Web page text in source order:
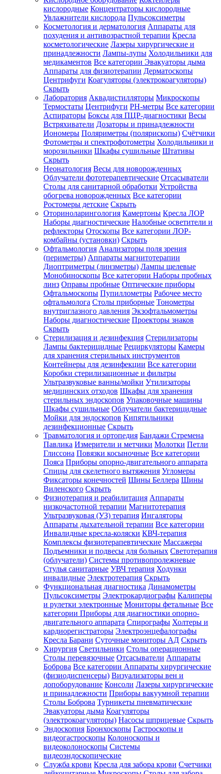
Зарегистрироваться
Зачем
регистрироваться?
Все
покупки
одном
месте
Личный
менеджер
Отслеживание
статуса
заказа
кислородные Концентраторы кислородные
Увлажнители кислорода Пульсоксиметры
Косметология и дерматология Аппараты для
похудения и антивозрастной терапии Кресла
косметологические Лазеры хирургические и
принадлежности Лампы-лупы Холодильники для
медикаментов Все категории Эвакуаторы дыма
Аппараты для физиотерапии Дерматоскопы
Центрифуги Коагуляторы (электрокоагуляторы)
Скрыть
Лаборатория Аквадистилляторы Микроскопы
Термостаты Центрифуги PH-метры Все категории
Аспираторы Боксы для ПЦР-диагностики Весы
Встряхиватели Дозаторы и принадлежности
Иономеры Поляриметры (полярископы) Счётчики
Фотометры и спектрофотометры Холодильники и
морозильники Шкафы сушильные Штативы
Скрыть
Неонатология Весы для новорожденных
Облучатели фототерапевтические Отсасыватели
Столы для санитарной обработки Устройства
обогрева новорожденных Все категории
Ростомеры детские Скрыть
Оториноларингология Камертоны Кресла ЛОР
Наборы диагностические Налобные осветители и
рефлекторы Отоскопы Все категории ЛОР-
комбайны (установки) Скрыть
Офтальмология Анализаторы поля зрения
(периметры) Аппараты магнитотерапии
Диоптриметры (линзметры) Лампы щелевые
Монобиноскопы Все категории Наборы пробных
линз Оправы пробные Оптические приборы
Офтальмоскопы Пупиллометры Рабочее место
офтальмолога Столы приборные Тонометры
внутриглазного давления Экзофтальмометры
Наборы диагностические Проекторы знаков
Скрыть
Стерилизация и дезинфекция Стерилизаторы
Лампы бактерицидные Рециркуляторы Камеры
для хранения стерильных инструментов
Контейнеры для дезинфекции Все категории
Коробки стерилизационные и фильтры
Ультразвуковые ванны/мойки Утилизаторы
медицинских отходов Шкафы для хранения
стерильных эндоскопов Упаковочные машины
Шкафы сушильные Облучатели бактерицидные
Мойки для эндоскопов Кипятильники
дезинфекционные Скрыть
Травматология и ортопедия Бандажи Стремена
Павлика Измерители и метчики Молотки Петли
Глиссона Повязки косыночные Все категории
Пояса Приборы опорно-двигательного аппарата
Спицы для скелетного вытяжения Угломеры
Фиксаторы конечностей Шины Беллера Шины
Виленского Скрыть
Физиотерапия и реабилитация Аппараты
низкочастотной терапии Магнитотерапия
Ультразвуковая (УЗ) терапия Ингаляторы
Аппараты дыхательной терапии Все категории
Инвалидные кресла-коляски КВЧ-терапия
Комплексы физиотерапевтические Массажеры
Подъемники и подвесы для больных Светотерапия
(облучатели) Системы противопролежневые
Стулья санитарные УВЧ терапия Ходунки
инвалидные Электротерапия Скрыть
Функциональная диагностика Динамометры
Пульсоксиметры Электрокардиографы Калиперы
и рулетки электронные Мониторы фетальные Все
категории Приборы для диагностики опорно-
двигательного аппарата Спирографы Холтеры и
кардиорегистраторы Электроэнцефалографы
Кресла Барани Суточные мониторы АД Скрыть
Хирургия Светильники Столы операционные
Столы перевязочные Отсасыватели Аппараты
Боброва Все категории Аппараты хирургические
(физиодиспенсеры) Визуализаторы вен и
допоборудование Консоли Лазеры хирургические
и принадлежности Приборы вакуумной терапии
Столы Боброва Турникеты пневматические
Эвакуаторы дыма Коагуляторы
(электрокоагуляторы) Насосы шприцевые Скрыть
Эндоскопия Бронхоскопы Гастроскопы и
видеогастроскопы Колоноскопы и
видеоколоноскопы Системы
видеоэндоскопические
Служба крови Кресла для забора крови Счетчики